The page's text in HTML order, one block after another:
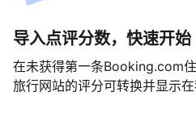
导入点评分数，快速开始
在未获得第一条Booking.com
旅行网站的评分可转换并显示